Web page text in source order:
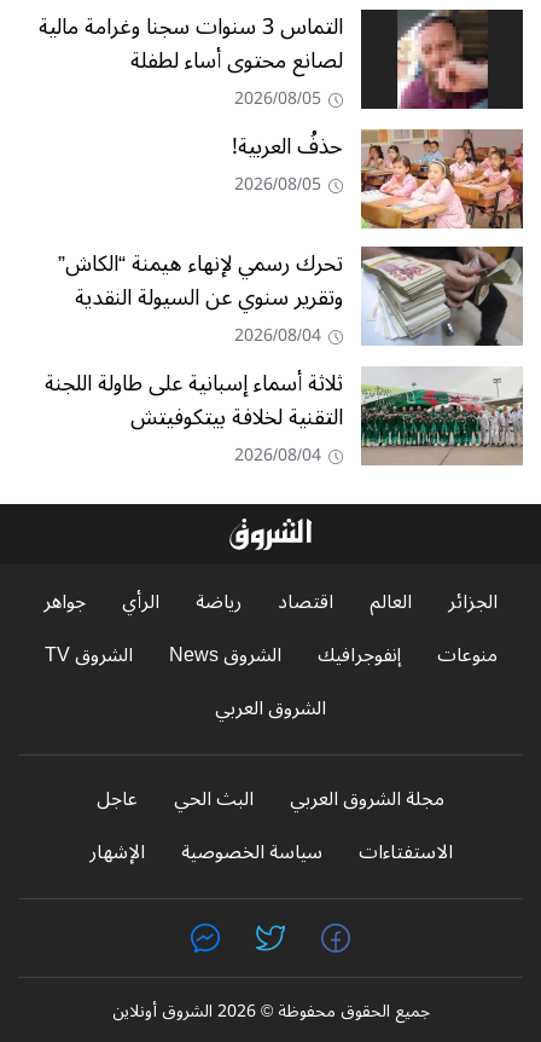
التماس 3 سنوات سجنا وغرامة مالية
لصانع محتوى أساء لطفلة
2026/08/05
حذفُ العربية!
2026/08/05
تحرك رسمي لإنهاء هيمنة “الكاش”
وتقرير سنوي عن السيولة النقدية
2026/08/04
ثلاثة أسماء إسبانية على طاولة اللجنة
التقنية لخلافة بيتكوفيتش
2026/08/04
الجزائر العالم اقتصاد رياضة الرأي
جواهر
منوعات
إنفوجرافيك الشروق News
الشروق TV
الشروق العربي
مجلة الشروق العربي البث الحي
عاجل
الاستفتاءات
سياسة الخصوصية الإشهار
جميع الحقوق محفوظة © 2026 الشروق أونلاين